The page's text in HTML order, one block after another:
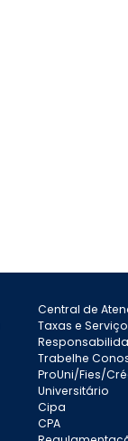
Central de
Taxas e
Trabelhe
ProUni/Fies/
Universitário
Cipa
CPA